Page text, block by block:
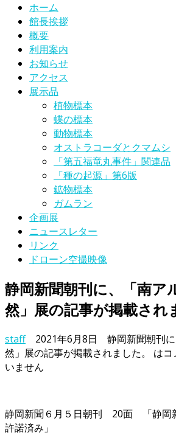
ホーム
館長挨拶
概要
利用案内
お知らせ
アクセス
展示品
植物標本
蝶の標本
動物標本
オストラコーダとクマムシ
「第五福竜丸事件」関連品
「種の起源」第6版
鉱物標本
ガムラン
企画展
ニュースレター
リンク
ドローン空撮映像
静岡新聞朝刊に、「南ア
然」展の記事が掲載され
staff 2021年6月8日
静岡新聞朝刊
然」展の記事が掲載されました。 は
いません
静岡新聞６月５日朝刊 20面 「静岡
許諾済み」